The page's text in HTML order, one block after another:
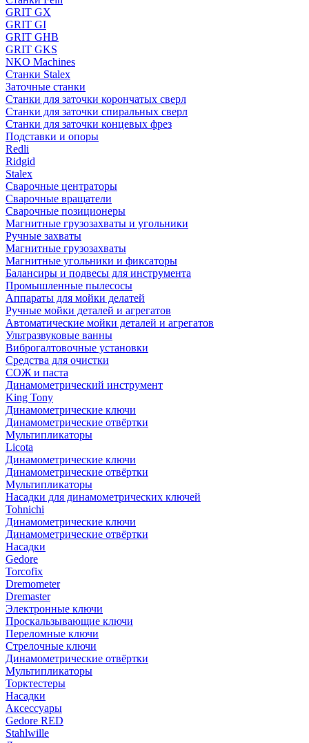
GRIT GX
GRIT GI
GRIT GHB
GRIT GKS
NKO Machines
Станки Stalex
Заточные станки
Станки для заточки корончатых сверл
Станки для заточки спиральных сверл
Станки для заточки концевых фрез
Подставки и опоры
Redli
Ridgid
Stalex
Сварочные центраторы
Сварочные вращатели
Сварочные позиционеры
Магнитные грузозахваты и угольники
Ручные захваты
Магнитные грузозахваты
Магнитные угольники и фиксаторы
Балансиры и подвесы для инструмента
Промышленные пылесосы
Аппараты для мойки делатей
Ручные мойки деталей и агрегатов
Автоматические мойки деталей и агрегатов
Ультразвуковые ванны
Виброгалтовочные установки
Средства для очистки
СОЖ и паста
Динамометрический инструмент
King Tony
Динамометрические ключи
Динамометрические отвёртки
Мультипликаторы
Licota
Динамометрические ключи
Динамометрические отвёртки
Мультипликаторы
Насадки для динамометрических ключей
Tohnichi
Динамометрические ключи
Динамометрические отвёртки
Насадки
Gedore
Torcofix
Dremometer
Dremaster
Электронные ключи
Проскальзывающие ключи
Переломные ключи
Стрелочные ключи
Динамометрические отвёртки
Мультипликаторы
Торктестеры
Насадки
Аксессуары
Gedore RED
Stahlwille